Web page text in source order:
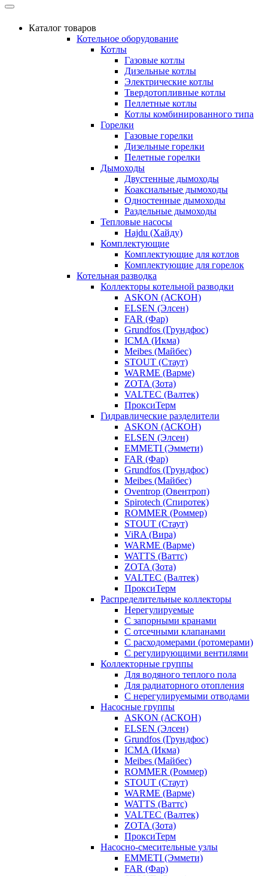
Каталог товаров
Котельное оборудование
Котлы
Газовые котлы
Дизельные котлы
Электрические котлы
Твердотопливные котлы
Пеллетные котлы
Котлы комбинированного типа
Горелки
Газовые горелки
Дизельные горелки
Пелетные горелки
Дымоходы
Двустенные дымоходы
Коаксиальные дымоходы
Одностенные дымоходы
Раздельные дымоходы
Тепловые насосы
Hajdu (Хайду)
Комплектующие
Комплектующие для котлов
Комплектующие для горелок
Котельная разводка
Коллекторы котельной разводки
ASKON (АСКОН)
ELSEN (Элсен)
FAR (Фар)
Grundfos (Грундфос)
ICMA (Икма)
Meibes (Майбес)
STOUT (Стаут)
WARME (Варме)
ZOTA (Зота)
VALTEC (Валтек)
ПроксиТерм
Гидравлические разделители
ASKON (АСКОН)
ELSEN (Элсен)
EMMETI (Эммети)
FAR (Фар)
Grundfos (Грундфос)
Meibes (Майбес)
Oventrop (Овентроп)
Spirotech (Спиротек)
ROMMER (Роммер)
STOUT (Стаут)
ViRA (Вира)
WARME (Варме)
WATTS (Ваттс)
ZOTA (Зота)
VALTEC (Валтек)
ПроксиТерм
Распределительные коллекторы
Нерегулируемые
С запорными кранами
С отсечными клапанами
С расходомерами (ротомерами)
С регулирующими вентилями
Коллекторные группы
Для водяного теплого пола
Для радиаторного отопления
С нерегулируемыми отводами
Насосные группы
ASKON (АСКОН)
ELSEN (Элсен)
Grundfos (Грундфос)
ICMA (Икма)
Meibes (Майбес)
ROMMER (Роммер)
STOUT (Стаут)
WARME (Варме)
WATTS (Ваттс)
VALTEC (Валтек)
ZOTA (Зота)
ПроксиТерм
Насосно-смесительные узлы
EMMETI (Эммети)
FAR (Фар)